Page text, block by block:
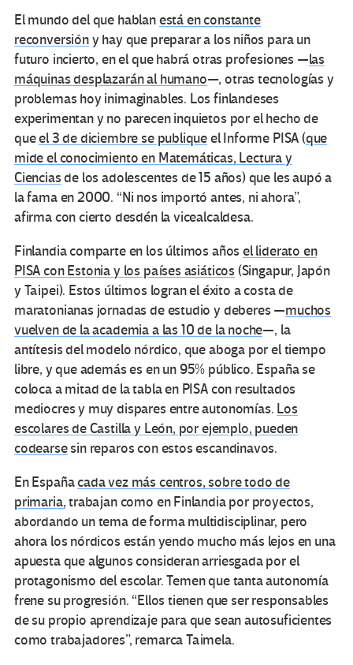
El mundo del que hablanestá en constante
reconversióny hay que preparar a los niños para un
futuro incierto, en el que habrá otras profesiones —las
máquinas desplazarán al humano—, otras tecnologías y
problemas hoy inimaginables. Los finlandeses
experimentan y no parecen inquietos por el hecho de
queel 3 de diciembre se publiqueel Informe PISA (que
mide el conocimiento en Matemáticas, Lectura y
Cienciasde los adolescentes de 15 años) que les aupó a
la fama en 2000. “Ni nos importó antes, ni ahora”,
afirma con cierto desdén la vicealcaldesa.
Finlandia comparte en los últimos años el liderato en
PISA con Estonia y los países asiáticos (Singapur, Japón
y Taipei). Estos últimos logran el éxito a costa de
maratonianas jornadas de estudio y deberes —muchos
vuelven de la academia a las 10 de la noche—, la
antítesis del modelo nórdico, que aboga por el tiempo
libre, y que además es en un 95% público. España se
coloca a mitad de la tabla en PISA con resultados
mediocres y muy dispares entre autonomías. Los
escolares de Castilla y León, por ejemplo, pueden
codearsesin reparos con estos escandinavos.
En Españacada vez más centros, sobre todo de
primaria,trabajan como en Finlandia por proyectos,
abordando un tema de forma multidisciplinar, pero
ahora los nórdicos están yendo mucho más lejos en una
apuesta que algunos consideran arriesgada por el
protagonismo del escolar. Temen que tanta autonomía
frene su progresión. “Ellos tienen que ser responsables
de su propio aprendizaje para que sean autosuficientes
como trabajadores”, remarca Taimela.